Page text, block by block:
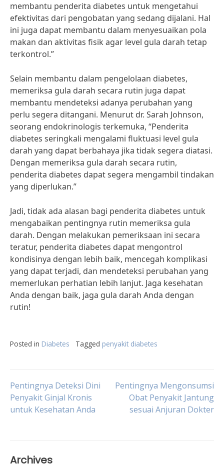
membantu penderita diabetes untuk mengetahui
efektivitas dari pengobatan yang sedang dijalani. Hal
ini juga dapat membantu dalam menyesuaikan pola
makan dan aktivitas fisik agar level gula darah tetap
terkontrol.”
Selain membantu dalam pengelolaan diabetes,
memeriksa gula darah secara rutin juga dapat
membantu mendeteksi adanya perubahan yang
perlu segera ditangani. Menurut dr. Sarah Johnson,
seorang endokrinologis terkemuka, “Penderita
diabetes seringkali mengalami fluktuasi level gula
darah yang dapat berbahaya jika tidak segera diatasi.
Dengan memeriksa gula darah secara rutin,
penderita diabetes dapat segera mengambil tindakan
yang diperlukan.”
Jadi, tidak ada alasan bagi penderita diabetes untuk
mengabaikan pentingnya rutin memeriksa gula
darah. Dengan melakukan pemeriksaan ini secara
teratur, penderita diabetes dapat mengontrol
kondisinya dengan lebih baik, mencegah komplikasi
yang dapat terjadi, dan mendeteksi perubahan yang
memerlukan perhatian lebih lanjut. Jaga kesehatan
Anda dengan baik, jaga gula darah Anda dengan
rutin!
Posted in Diabetes Tagged penyakit diabetes
Post
navigation
Pentingnya Deteksi Dini
Penyakit Ginjal Kronis
untuk Kesehatan Anda
Pentingnya Mengonsumsi
Obat Penyakit Jantung
sesuai Anjuran Dokter
Archives